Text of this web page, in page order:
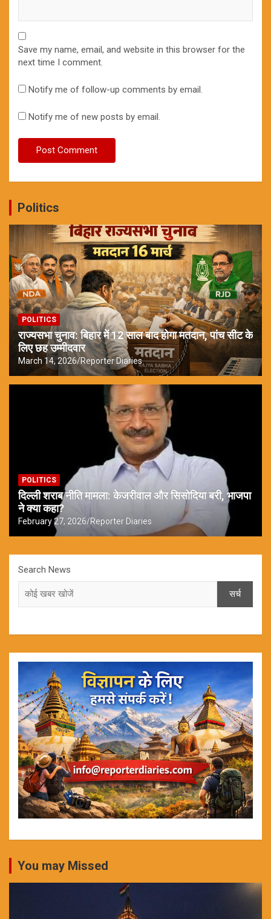
Save my name, email, and website in this browser for the
next time I comment.
Notify me of follow-up comments by email.
Notify me of new posts by email.
Politics
POLITICS
राज्यसभा चुनाव: बिहार में 12 साल बाद होगा मतदान, पांच सीट के
लिए छह उम्मीदवार
March 14, 2026 Reporter Diaries
POLITICS
दिल्ली शराब नीति मामला: केजरीवाल और सिसोदिया बरी, भाजपा
ने क्या कहा?
February 27, 2026 Reporter Diaries
Search News
सर्च
You may Missed